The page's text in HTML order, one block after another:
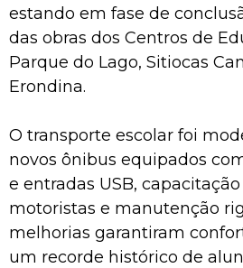
estando em fase de
das obras dos Centros de
Parque do Lago, Sitiocas
Erondina.
O transporte escolar foi
novos ônibus equipados
e entradas USB,
motoristas e manutenção
melhorias garantiram
um recorde histórico de